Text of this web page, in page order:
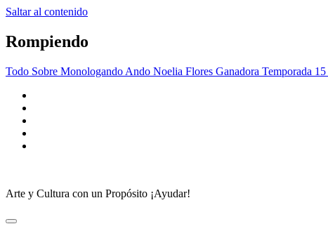
Saltar al contenido
Rompiendo
Todo Sobre Monologando Ando Noelia Flores Ganadora Temporada 15
Arte y Cultura con un Propósito ¡Ayudar!